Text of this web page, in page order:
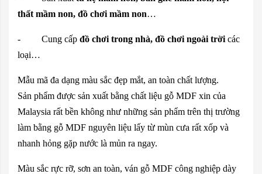
thất mầm non, đồ chơi mầm non…
- Cung cấp đồ chơi trong nhà, đồ chơi ngoài trời các
loại…
Mẫu mã đa dạng màu sắc đẹp mắt, an toàn chất lượng.
Sản phẩm được sản xuất bằng chất liệu gỗ MDF xin của
Malaysia rất bền không như những sản phẩm trên thị trường
làm bằng gỗ MDF nguyên liệu lấy từ mùn cưa rất xốp và
nhanh hỏng gặp nước là mủn ra ngay.
Màu sắc rực rỡ, sơn an toàn, ván gỗ MDF công nghiệp dày